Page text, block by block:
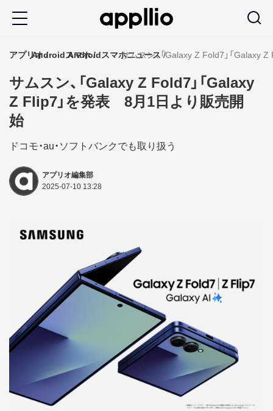
テ
ン
移
アプリオAndroidスマホAndroidスマホニュースサムスン、「Galaxy Z Fold7」「
サムスン、「Galaxy Z Fold7」「Galaxy
Z Flip7」を発表 8月1日より販売開
始
ドコモ・au・ソフトバンクでも取り扱う
アプリオ編集部
2025-07-10 13:28